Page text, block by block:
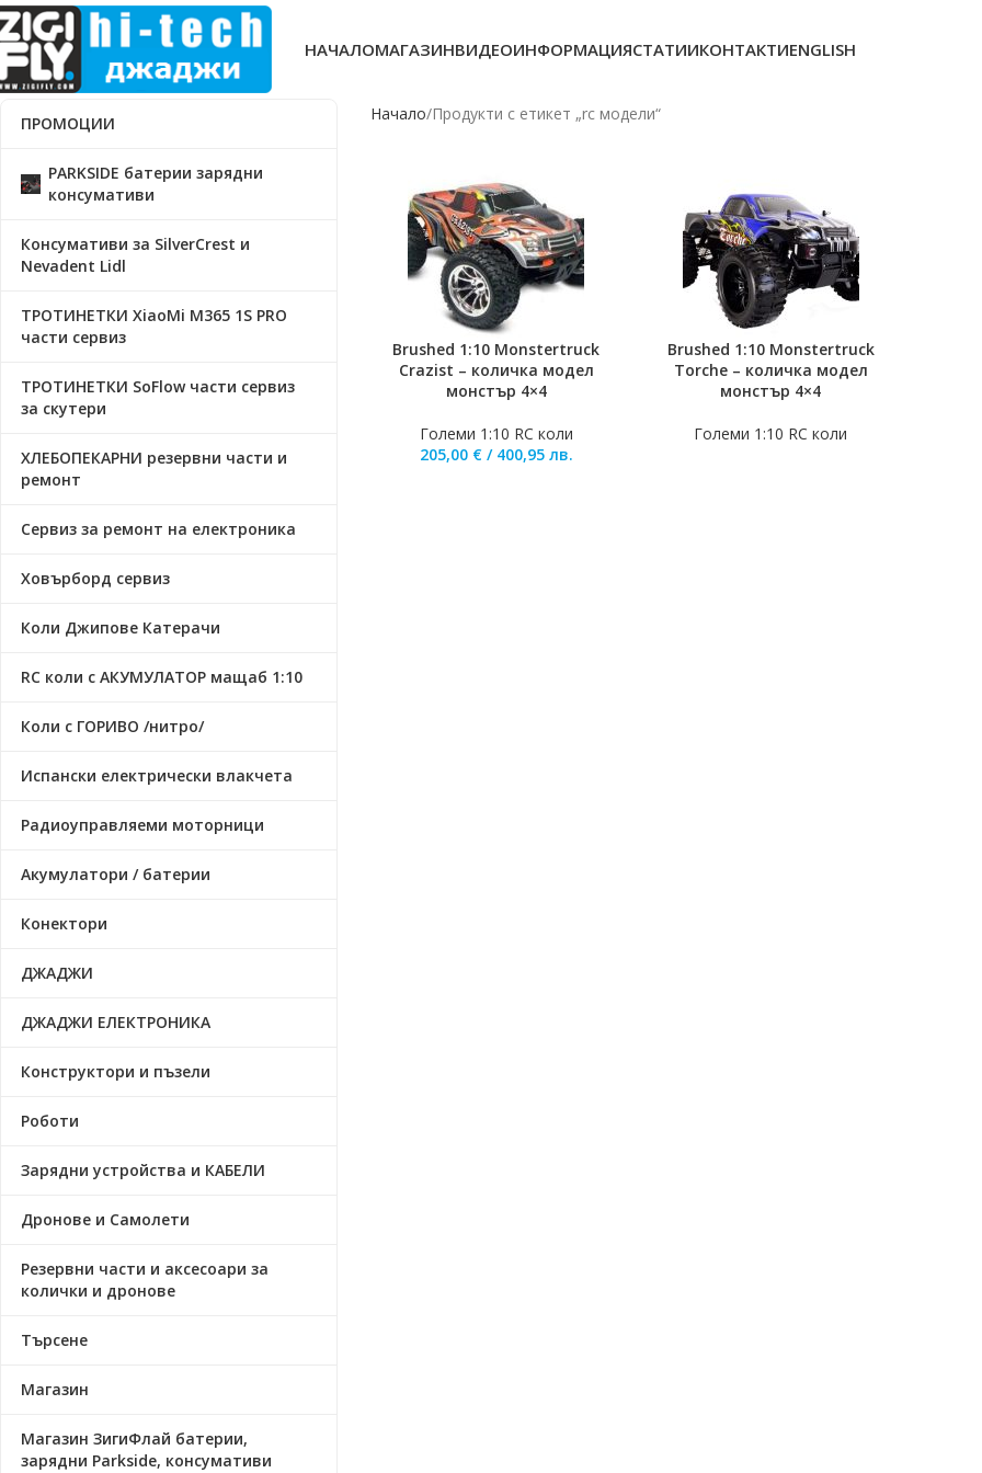
НАЧАЛОМАГАЗИНВИДЕОИНФОРМАЦИЯСТАТИИКОНТАКТИENGLISH
ПРОМОЦИИ
PARKSIDE батерии зарядни
консумативи
Консумативи за SilverCrest и
Nevadent Lidl
ТРОТИНЕТКИ XiaoMi M365 1S PRO
части сервиз
ТРОТИНЕТКИ SoFlow части сервиз
за скутери
ХЛЕБОПЕКАРНИ резервни части и
ремонт
Сервиз за ремонт на електроника
Ховърборд сервиз
Коли Джипове Катерачи
RC коли с АКУМУЛАТОР мащаб 1:10
Коли с ГОРИВО /нитро/
Испански електрически влакчета
Радиоуправляеми моторници
Акумулатори / батерии
Конектори
ДЖАДЖИ
ДЖАДЖИ ЕЛЕКТРОНИКА
Конструктори и пъзели
Роботи
Зарядни устройства и КАБЕЛИ
Дронове и Самолети
Резервни части и аксесоари за
колички и дронове
Търсене
Магазин
Магазин ЗигиФлай батерии,
зарядни Parkside, консумативи
Начало Продукти с етикет „rc модели“
ДОБАВЯНЕ В КОЛИЧКАТА
Brushed 1:10 Monstertruck
Crazist – количка модел
монстър 4×4
Големи 1:10 RC коли
205,00 € / 400,95 лв.
ОЩЕBrushed 1:10 Monstertruck
Torche – количка модел
монстър 4×4
Големи 1:10 RC коли